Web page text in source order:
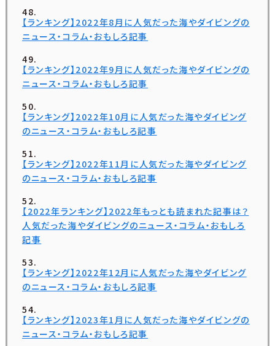
【ランキング】2022年8月に人気だった海やダイビングの
ニュース・コラム・おもしろ記事
【ランキング】2022年9月に人気だった海やダイビングの
ニュース・コラム・おもしろ記事
【ランキング】2022年10月に人気だった海やダイビング
のニュース・コラム・おもしろ記事
【ランキング】2022年11月に人気だった海やダイビング
のニュース・コラム・おもしろ記事
【2022年ランキング】2022年もっとも読まれた記事は？
人気だった海やダイビングのニュース・コラム・おもしろ
記事
【ランキング】2022年12月に人気だった海やダイビング
のニュース・コラム・おもしろ記事
【ランキング】2023年1月に人気だった海やダイビングの
ニュース・コラム・おもしろ記事